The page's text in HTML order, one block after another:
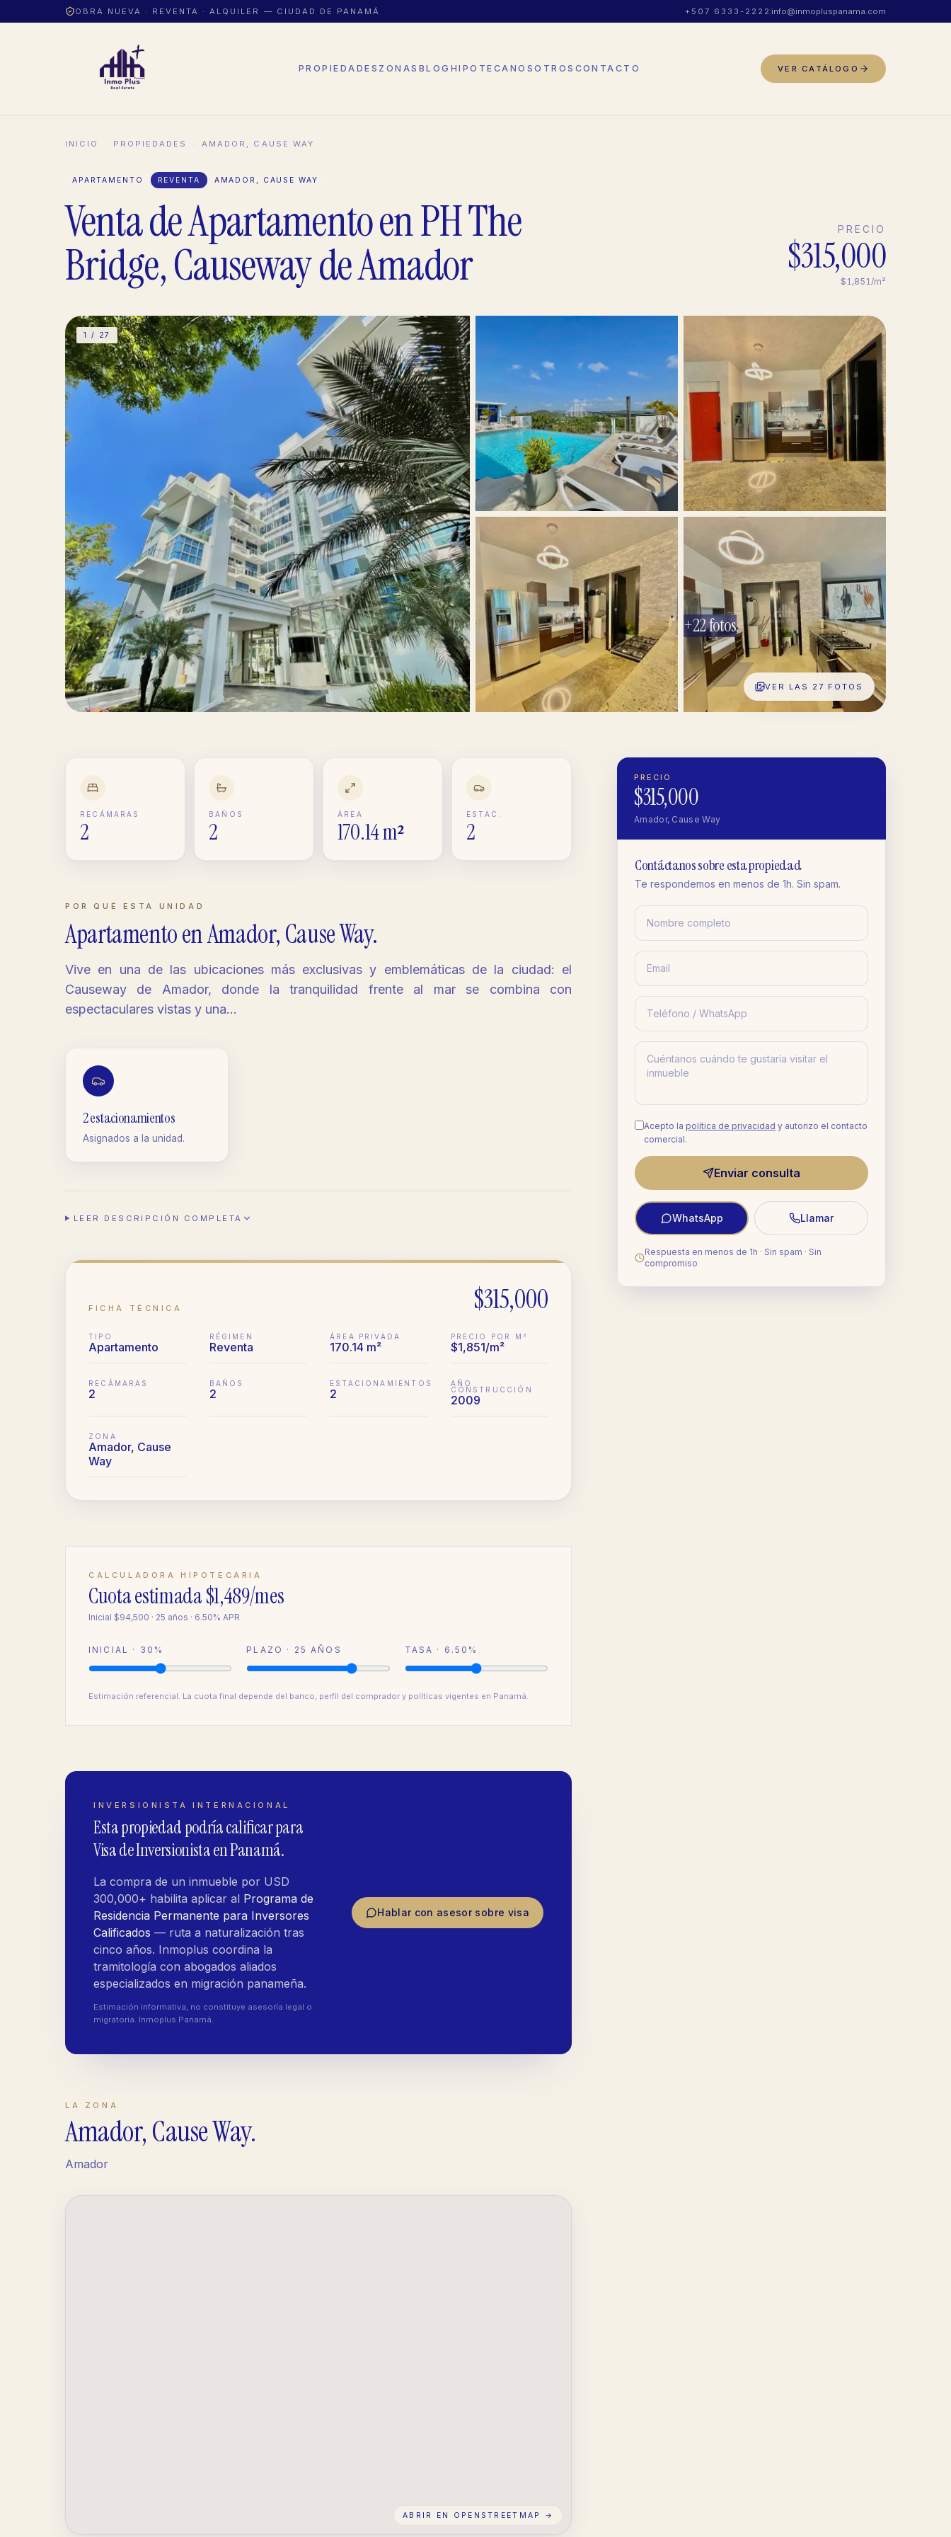
OBRA NUEVA · REVENTA · ALQUILER — CIUDAD DE PANAMÁ +507 6333-2222 info@inmopluspanama.com
PROPIEDADES ZONAS BLOG HIPOTECA NOSOTROS CONTACTO VER CATÁLOGO
INICIO · PROPIEDADES · AMADOR, CAUSE WAY
APARTAMENTO REVENTA AMADOR, CAUSE WAY
Venta de Apartamento en PH The
Bridge, Causeway de Amador
PRECIO
$315,000
$1,851/m²
1 / 27
+22fotos
VER LAS 27 FOTOS
RECÁMARAS
2
BAÑOS
2
ÁREA
170.14 m²
ESTAC.
2
POR QUÉ ESTA UNIDAD
ApartamentoenAmador, Cause Way.
Vive en una de las ubicaciones más exclusivas y emblemáticas de la ciudad: el
Causeway de Amador, donde la tranquilidad frente al mar se combina con
espectaculares vistas y una…
2 estacionamientos
Asignados a la unidad.
LEER DESCRIPCIÓN COMPLETA
FICHA TÉCNICA $315,000
TIPO
Apartamento
RÉGIMEN
Reventa
ÁREA PRIVADA
170.14 m²
PRECIO POR M²
$1,851/m²
RECÁMARAS
2
BAÑOS
2
ESTACIONAMIENTOS
2
AÑO
CONSTRUCCIÓN
2009
ZONA
Amador, Cause
Way
CALCULADORA HIPOTECARIA
Cuota estimada$1,489/mes
Inicial $94,500 · 25 años · 6.50% APR
INICIAL · 30 % PLAZO · 25 AÑOS TASA · 6.50 %
Estimación referencial. La cuota final depende del banco, perfil del comprador y políticas vigentes en Panamá.
INVERSIONISTA INTERNACIONAL
Esta propiedad podría calificar para
Visa de Inversionista en Panamá.
La compra de un inmueble por USD
300,000+ habilita aplicar al Programa de
Residencia Permanente para Inversores
Calificados — ruta a naturalización tras
cinco años. Inmoplus coordina la
tramitología con abogados aliados
especializados en migración panameña.
Estimación informativa, no constituye asesoría legal o
migratoria. Inmoplus Panamá.
Hablar con asesor sobre visa
LA ZONA
Amador, Cause Way.
Amador
ABRIR EN OPENSTREETMAP →
PRECIO
$315,000
Amador, Cause Way
Contáctanos sobre esta propiedad
Te respondemos en menos de 1h. Sin spam.
Acepto la política de privacidad y autorizo el contacto
comercial.
Enviar consulta
WhatsApp Llamar
Respuesta en menos de 1h · Sin spam · Sin
compromiso